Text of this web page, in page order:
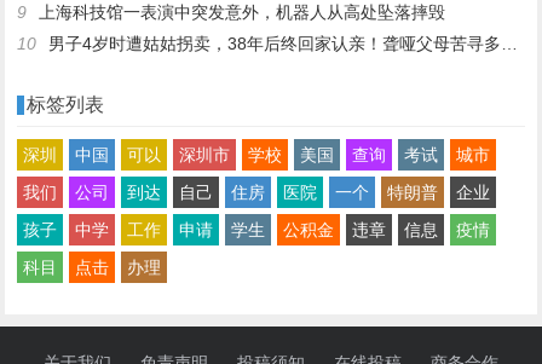
9
上海科技馆一表演中突发意外，机器人从高处坠落摔毁
10
男子4岁时遭姑姑拐卖，38年后终回家认亲！聋哑父母苦寻多年，母亲已抱憾离世丨红星寻人
标签列表
深圳 中国 可以 深圳市 学校 美国 查询 考试
城市
我们
公司 到达 自己 住房 医院 一个 特朗普
企业
孩子
中学 工作 申请 学生 公积金 违章 信息
疫情
科目
点击 办理